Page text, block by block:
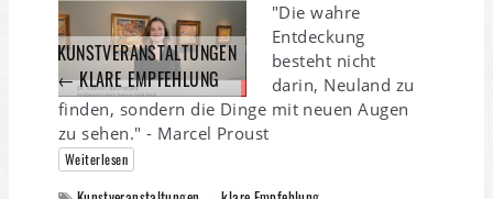
KUNSTVERANSTALTUNGEN
← KLARE EMPFEHLUNG
"Die wahre
Entdeckung
besteht nicht
darin, Neuland zu
finden, sondern die Dinge mit neuen Augen
zu sehen." - Marcel Proust
Weiterlesen